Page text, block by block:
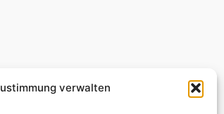
verwalten